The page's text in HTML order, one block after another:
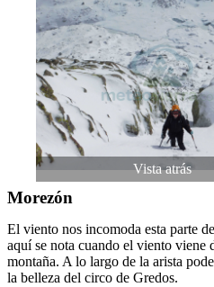
Vista atrás
Morezón
El viento nos incomoda esta parte
aquí se nota cuando el viento viene
montaña. A lo largo de la arista
la belleza del circo de Gredos.